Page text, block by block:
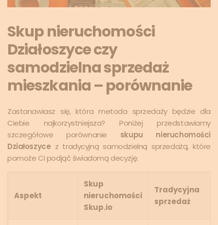
Skup nieruchomości
Działoszyce czy
samodzielna sprzedaż
mieszkania – porównanie
Zastanawiasz się, która metoda sprzedaży będzie dla
Ciebie najkorzystniejsza? Poniżej przedstawiamy
szczegółowe porównanie skupu nieruchomości
Działoszyce z tradycyjną samodzielną sprzedażą, które
pomoże Ci podjąć świadomą decyzję.
Aspekt
Skup
nieruchomości
Skup.io
Tradycyjna
sprzedaż